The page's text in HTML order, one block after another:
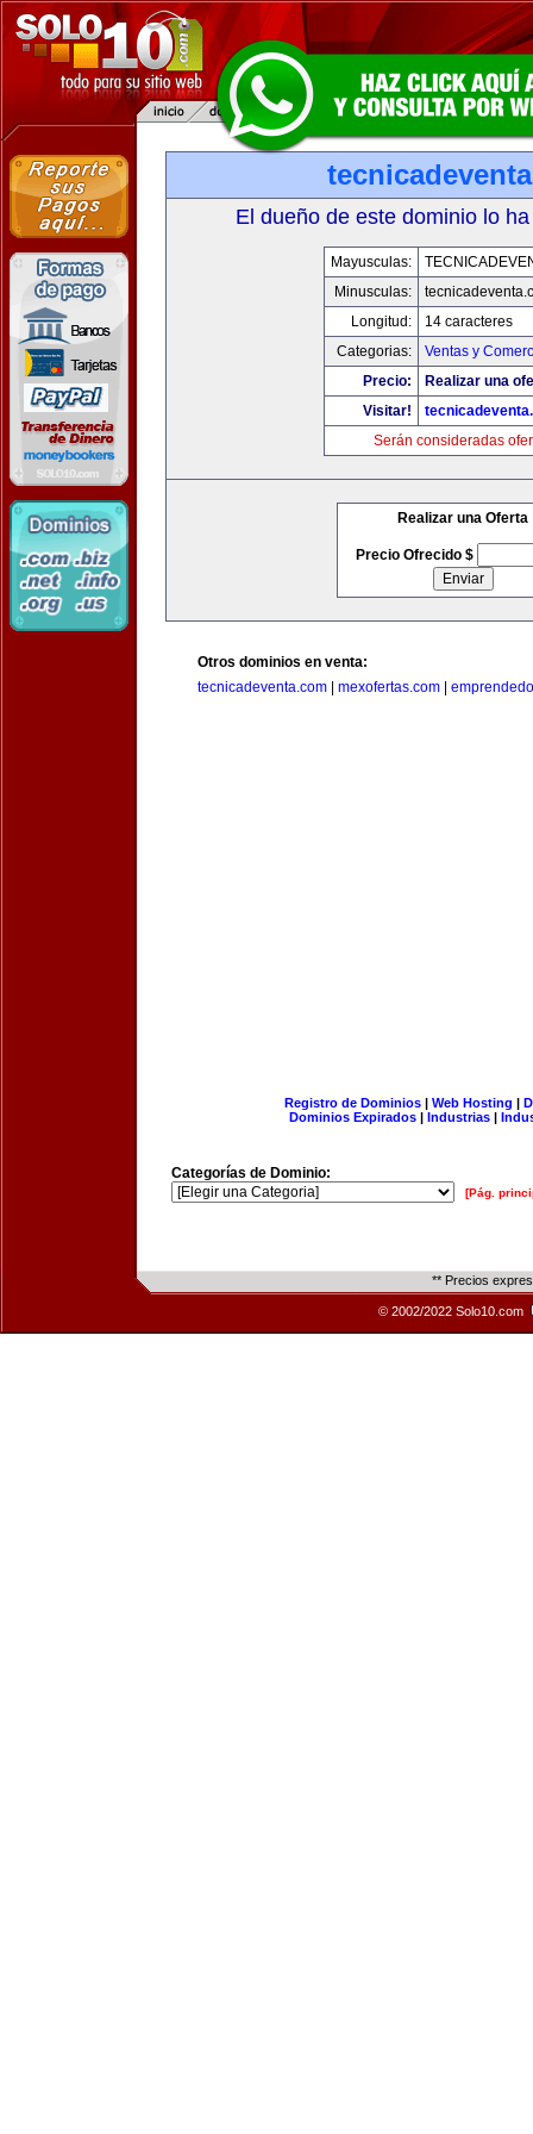
El dueño de este dominio lo
Mayusculas:
Minusculas:
Longitud:
14 caracteres
Categorias:
Ventas y
Precio:
Realizar una
Visitar!
Serán consideradas
Realizar una Oferta
Precio Ofrecido $
Otros dominios en venta:
tecnicadeventa.com
mexofertas.com
Registro de Dominios| Web Hosting |
Dominios Expirados | Industrias |
Categorías de Dominio:
[Pág.
** Precios
© 2002/2022 Solo10.com